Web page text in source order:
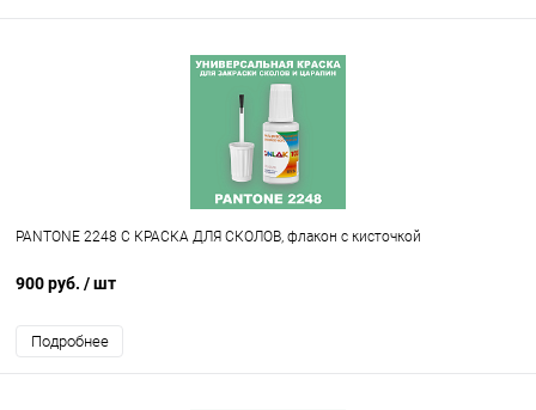
PANTONE 2248 C КРАСКА ДЛЯ СКОЛОВ, флакон с кисточкой
900 руб. / шт
Подробнее